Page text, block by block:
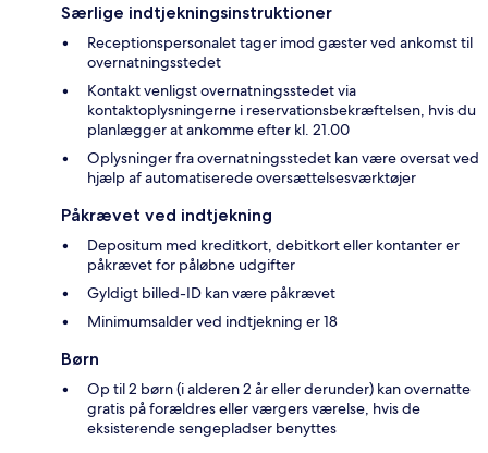
Særlige indtjekningsinstruktioner
Receptionspersonalet tager imod gæster ved ankomst til
overnatningsstedet
Kontakt venligst overnatningsstedet via
kontaktoplysningerne i reservationsbekræftelsen, hvis du
planlægger at ankomme efter kl. 21.00
Oplysninger fra overnatningsstedet kan være oversat ved
hjælp af automatiserede oversættelsesværktøjer
Påkrævet ved indtjekning
Depositum med kreditkort, debitkort eller kontanter er
påkrævet for påløbne udgifter
Gyldigt billed-ID kan være påkrævet
Minimumsalder ved indtjekning er 18
Børn
Op til 2 børn (i alderen 2 år eller derunder) kan overnatte
gratis på forældres eller værgers værelse, hvis de
eksisterende sengepladser benyttes